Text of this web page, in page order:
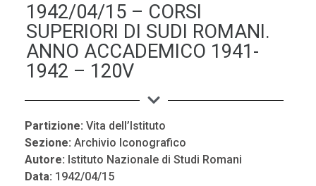
1942/04/15 – CORSI
SUPERIORI DI SUDI ROMANI.
ANNO ACCADEMICO 1941-
1942 – 120V
Partizione: Vita dell’Istituto
Sezione: Archivio Iconografico
Autore: Istituto Nazionale di Studi Romani
Data: 1942/04/15